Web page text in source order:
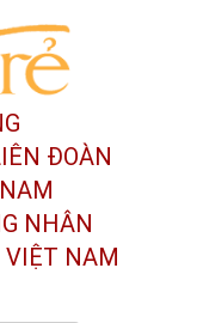
ĐOÀN
NHÂN
VIỆT NAM